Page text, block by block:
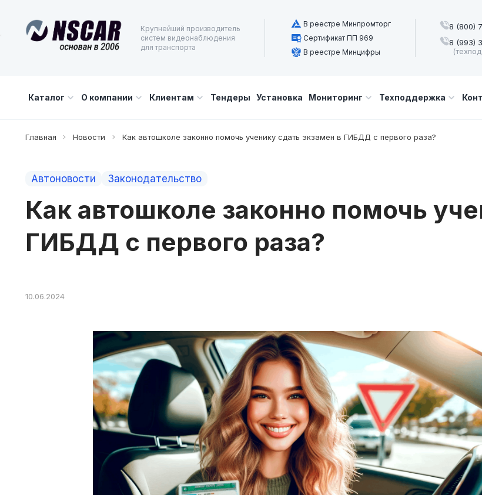
Крупнейший производитель
систем видеонаблюдения
для транспорта
В реестре Минпромторг
Сертификат ПП 969
В реестре Минцифры
8 (800)
8 (993)
Каталог О компании Клиентам Тендеры Установка Мониторинг Техподдержка
Главная Новости Как автошколе законно помочь ученику сдать экзамен в ГИБДД с первого раза?
Автоновости Законодательство
Как автошколе законно помочь
ГИБДД с первого раза?
10.06.2024